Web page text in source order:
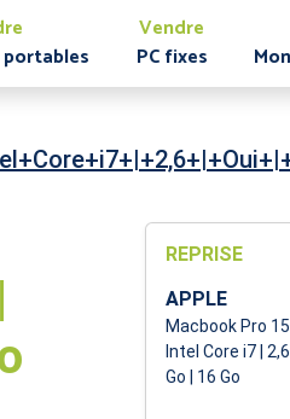
Vendre
PC fixes
REPRISE
APPLE
Macbook Pro 15
Intel Core i7 |
Go | 16 Go